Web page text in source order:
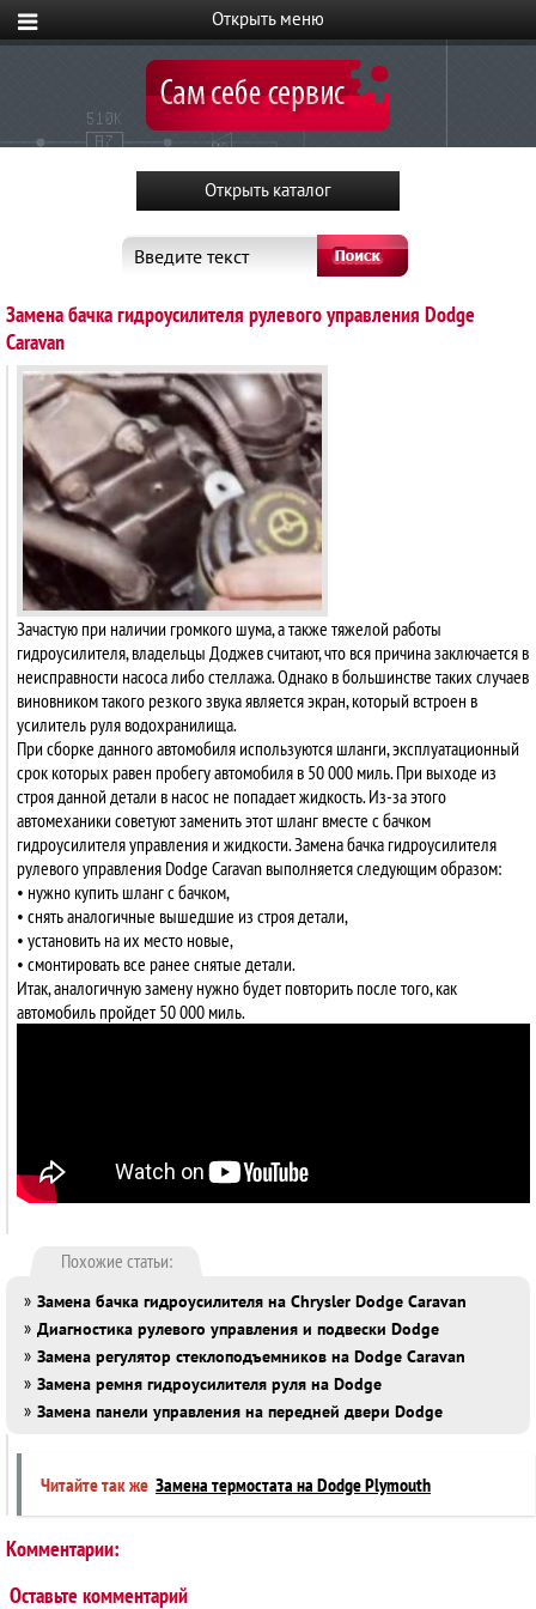
Введите текст
Замена бачка гидроусилителя рулевого управления Dodge
Caravan
Зачастую при наличии громкого шума, а также тяжелой работы
гидроусилителя, владельцы Доджев считают, что вся причина заключается в
неисправности насоса либо стеллажа. Однако в большинстве таких случаев
виновником такого резкого звука является экран, который встроен в
усилитель руля водохранилища.
При сборке данного автомобиля используются шланги, эксплуатационный
срок которых равен пробегу автомобиля в 50 000 миль. При выходе из
строя данной детали в насос не попадает жидкость. Из-за этого
автомеханики советуют заменить этот шланг вместе с бачком
гидроусилителя управления и жидкости. Замена бачка гидроусилителя
рулевого управления Dodge Caravan выполняется следующим образом:
• нужно купить шланг с бачком,
• снять аналогичные вышедшие из строя детали,
• установить на их место новые,
• смонтировать все ранее снятые детали.
Итак, аналогичную замену нужно будет повторить после того, как
автомобиль пройдет 50 000 миль.
Похожие статьи:
» Замена бачка гидроусилителя на Chrysler Dodge Caravan
» Диагностика рулевого управления и подвески Dodge
» Замена регулятор стеклоподъемников на Dodge Caravan
» Замена ремня гидроусилителя руля на Dodge
» Замена панели управления на передней двери Dodge
Читайте так же Замена термостата на Dodge Plymouth
Комментарии:
Оставьте комментарий